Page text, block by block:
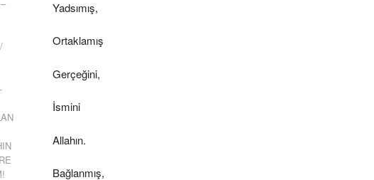
Yadsımış,
Ortaklamış
Gerçeğini,
İsmini
Allahın.
Bağlanmış,